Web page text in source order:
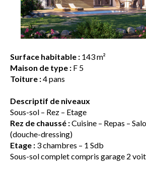
Surface habitable : 143 m²
Maison de type : F 5
Toiture :4 pans
Descriptif de niveaux
Sous-sol – Rez – Etage
Rez de chaussé :Cuisine – Repas –
(douche-dressing)
Etage : 3 chambres – 1 Sdb
Sous-sol complet compris garage 2